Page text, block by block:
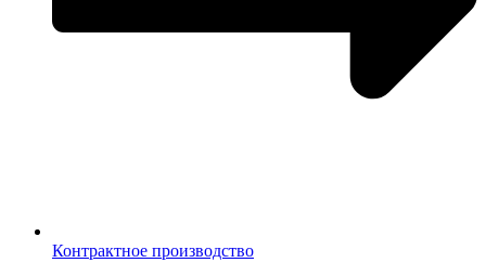
Контрактное производство